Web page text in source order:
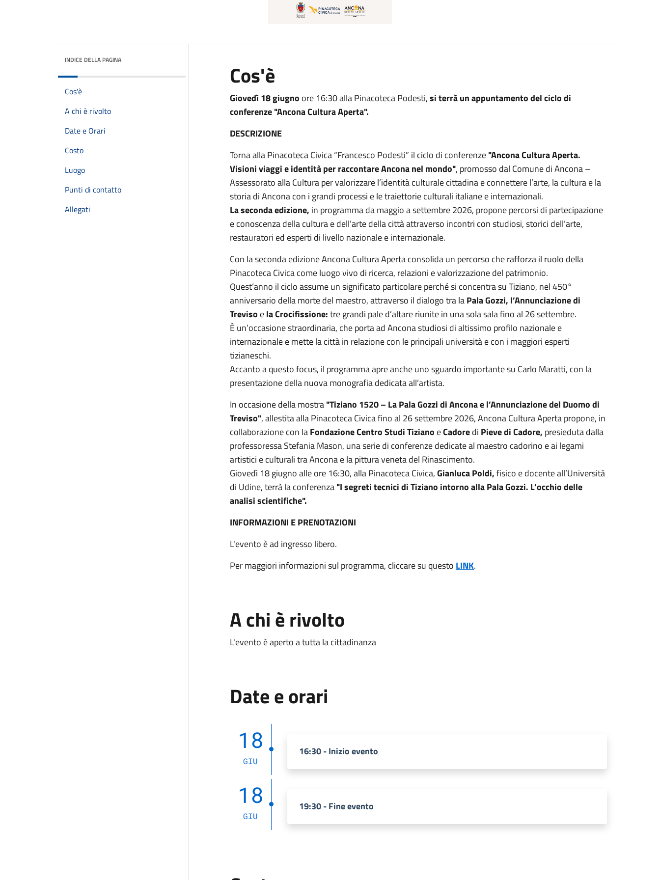
INDICE DELLA PAGINA
Cos'è
A chi è rivolto
Date e Orari
Costo
Luogo
Punti di contatto
Allegati
Cos'è
Giovedì 18 giugno ore 16:30 alla Pinacoteca Podesti,si terrà un appuntamento del ciclo di
conferenze "Ancona Cultura Aperta".
DESCRIZIONE
Torna alla Pinacoteca Civica “Francesco Podesti” il ciclo di conferenze"Ancona Cultura Aperta.
Visioni viaggi e identità per raccontare Ancona nel mondo", promosso dal Comune di Ancona –
Assessorato alla Cultura per valorizzare l’identità culturale cittadina e connettere l’arte, la cultura e la
storia di Ancona con i grandi processi e le traiettorie culturali italiane e internazionali.
La seconda edizione, in programma da maggio a settembre 2026, propone percorsi di partecipazione
e conoscenza della cultura e dell’arte della città attraverso incontri con studiosi, storici dell’arte,
restauratori ed esperti di livello nazionale e internazionale.
Con la seconda edizione Ancona Cultura Aperta consolida un percorso che rafforza il ruolo della
Pinacoteca Civica come luogo vivo di ricerca, relazioni e valorizzazione del patrimonio.
Quest’anno il ciclo assume un significato particolare perché si concentra su Tiziano, nel 450°
anniversario della morte del maestro, attraverso il dialogo tra laPala Gozzi, l’Annunciazione di
Treviso ela Crocifissione:tre grandi pale d’altare riunite in una sola sala fino al 26 settembre.
È un’occasione straordinaria, che porta ad Ancona studiosi di altissimo profilo nazionale e
internazionale e mette la città in relazione con le principali università e con i maggiori esperti
tizianeschi.
Accanto a questo focus, il programma apre anche uno sguardo importante su Carlo Maratti, con la
presentazione della nuova monografia dedicata all’artista.
In occasione della mostra"Tiziano 1520 – La Pala Gozzi di Ancona e l’Annunciazione del Duomo di
Treviso", allestita alla Pinacoteca Civica fino al 26 settembre 2026, Ancona Cultura Aperta propone, in
collaborazione con laFondazione Centro Studi Tiziano eCadoredi Pieve di Cadore, presieduta dalla
professoressa Stefania Mason, una serie di conferenze dedicate al maestro cadorino e ai legami
artistici e culturali tra Ancona e la pittura veneta del Rinascimento.
Giovedì 18 giugno alle ore 16:30, alla Pinacoteca Civica,Gianluca Poldi,fisico e docente all’Università
di Udine, terrà la conferenza"I segreti tecnici di Tiziano intorno alla Pala Gozzi. L’occhio delle
analisi scientifiche".
INFORMAZIONI E PRENOTAZIONI
L'evento è ad ingresso libero.
Per maggiori informazioni sul programma, cliccare su questo LINK.
A chi è rivolto
L'evento è aperto a tutta la cittadinanza
Date e orari
18
GIU
16:30 - Inizio evento
18
GIU
19:30 - Fine evento